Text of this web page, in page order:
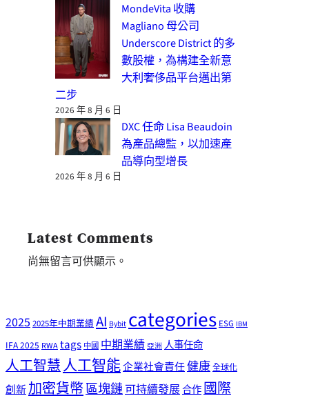
MondeVita 收購
Magliano 母公司
Underscore District 的多
數股權，為構建全新意
大利奢侈品平台邁出第
二步
2026 年 8 月 6 日
DXC 任命 Lisa Beaudoin
為產品總監，以加速產
品導向型增長
2026 年 8 月 6 日
Latest Comments
尚無留言可供顯示。
2025 2025年中期業績AI Bybitcategories ESG IBM
IFA 2025 RWAtags 中國 中期業績 亞洲 人事任命
人工智慧人工智能企業社會責任健康全球化
創新加密貨幣區塊鏈可持續發展合作國際